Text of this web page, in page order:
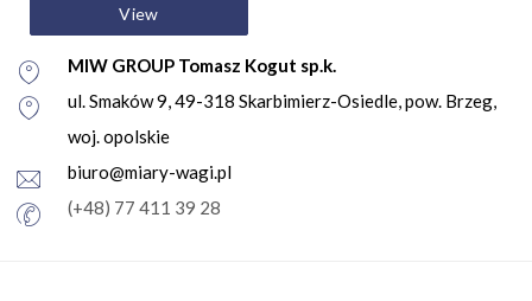
View
MIW GROUP Tomasz Kogut sp.k.
ul. Smaków 9, 49-318 Skarbimierz-Osiedle, pow. Brzeg,
woj. opolskie
biuro@miary-wagi.pl
(+48) 77 411 39 28